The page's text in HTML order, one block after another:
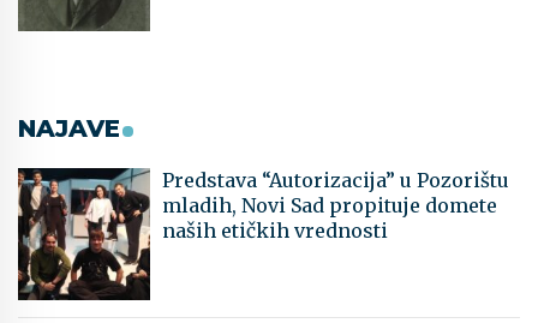
NAJAVE
Predstava “Autorizacija” u Pozorištu
mladih, Novi Sad propituje domete
naših etičkih vrednosti